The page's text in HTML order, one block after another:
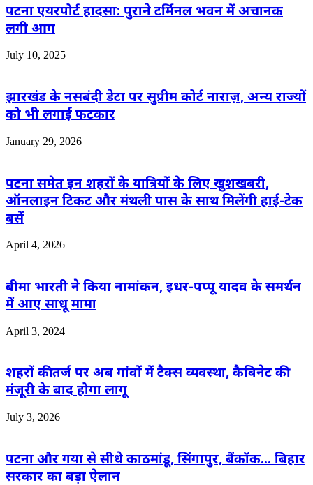
पटना एयरपोर्ट हादसा: पुराने टर्मिनल भवन में अचानक
लगी आग
July 10, 2025
झारखंड के नसबंदी डेटा पर सुप्रीम कोर्ट नाराज़, अन्य राज्यों
को भी लगाई फटकार
January 29, 2026
पटना समेत इन शहरों के यात्रियों के लिए खुशखबरी,
ऑनलाइन टिकट और मंथली पास के साथ मिलेंगी हाई-टेक
बसें
April 4, 2026
बीमा भारती ने किया नामांकन, इधर-पप्पू यादव के समर्थन
में आए साधू मामा
April 3, 2024
शहरों की तर्ज पर अब गांवों में टैक्स व्यवस्था, कैबिनेट की
मंजूरी के बाद होगा लागू
July 3, 2026
पटना और गया से सीधे काठमांडू, सिंगापुर, बैंकॉक… बिहार
सरकार का बड़ा ऐलान